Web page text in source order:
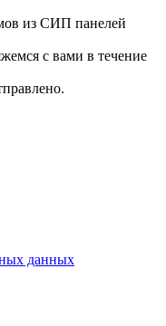
из СИП панелей
с вами в течение
данных